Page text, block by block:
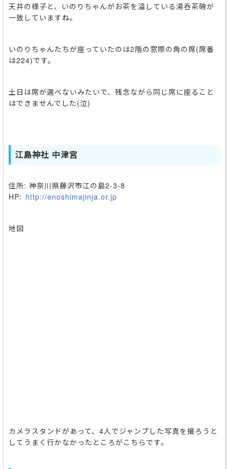
天井の様子と、いのりちゃんがお茶を溢している湯呑茶碗が
一致していますね。
いのりちゃんたちが座っていたのは2階の窓際の角の席(席番
は224)です。
土日は席が選べないみたいで、残念ながら同じ席に座ること
はできませんでした(泣)
江島神社 中津宮
住所: 神奈川県藤沢市江の島2-3-8
HP: http://enoshimajinja.or.jp
地図
カメラスタンドがあって、4人でジャンプした写真を撮ろうと
してうまく行かなかったところがこちらです。